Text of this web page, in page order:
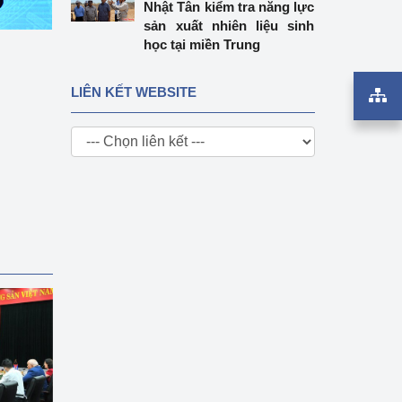
Nhật Tân kiểm tra năng lực
sản xuất nhiên liệu sinh
học tại miền Trung
LIÊN KẾT WEBSITE